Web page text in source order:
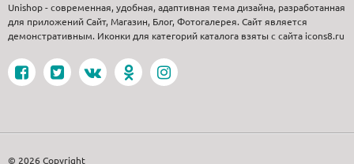
Unishop - современная, удобная, адаптивная тема дизайна, разработанная
для приложений Сайт, Магазин, Блог, Фотогалерея. Сайт является
демонстративным. Иконки для категорий каталога взяты с сайта icons8.ru
© 2026 Copyright